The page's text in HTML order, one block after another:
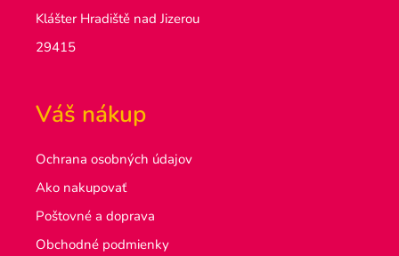
Klášter Hradiště nad Jizerou
29415
Váš nákup
Ochrana osobných údajov
Ako nakupovať
Poštovné a doprava
Obchodné podmienky